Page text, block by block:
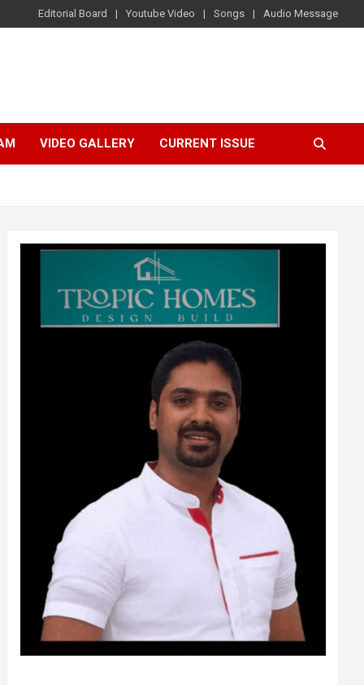
Editorial Board Youtube Video Songs Audio Message
VIDEO GALLERY CURRENT ISSUE